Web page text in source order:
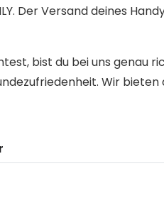
Der Versand deines
bist du bei uns genau
Wir